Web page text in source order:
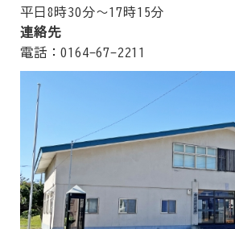
平日8時30分～17時15分
連絡先
電話：0164-67-2211